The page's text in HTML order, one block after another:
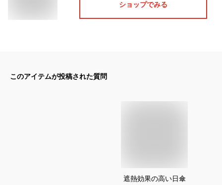
ショップでみる
このアイテムが投稿された質問
遮熱効果の高い日傘